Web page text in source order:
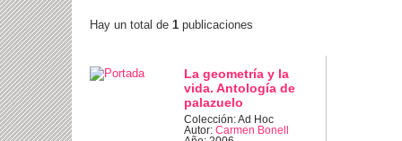
Hay un total de 1 publicaciones
La geometría y la
vida. Antología de
palazuelo
Colección: Ad Hoc
Autor: Carmen Bonell